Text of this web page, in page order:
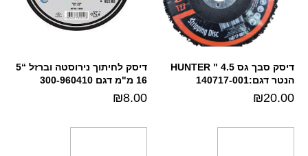
דיסק סבך גס 4.5 " HUNTER
הנטר דגם:140717-001
₪20.00
דיסק לחיתוך נירוסטה וברזל “5
16 מ"מ דגם 300-960410
₪8.00